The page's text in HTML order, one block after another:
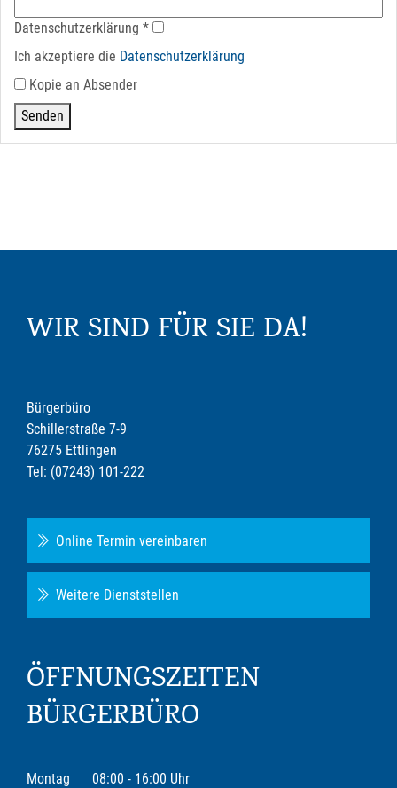
Datenschutz­erklärung *
Ich akzeptiere die Datenschutz­erklärung
Kopie an Absender
WIR SIND FÜR SIE DA!
Bürgerbüro
Schillerstraße 7-9
76275 Ettlingen
Tel: (07243) 101-222
Online Termin vereinbaren
Weitere Dienststellen
ÖFFNUNGSZEITEN
BÜRGERBÜRO
Montag
08:00 - 16:00 Uhr